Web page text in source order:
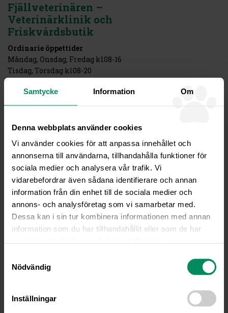
Samtycke Information Om
Denna webbplats använder cookies
Vi använder cookies för att anpassa innehållet och
annonserna till användarna, tillhandahålla funktioner för
sociala medier och analysera vår trafik. Vi
vidarebefordrar även sådana identifierare och annan
information från din enhet till de sociala medier och
annons- och analysföretag som vi samarbetar med.
Dessa kan i sin tur kombinera informationen med annan
information som du har tillhandahållit eller som de har
Nödvändig
Inställningar
Fjällveterinären –
Veterinärklinik och
Friskvårdsbutik
Ordinarie öppettider
Måndag, Onsdag, Fredag kl08-16
Tisdag, Torsdag kl08-20
Sommaröppet juni-juli
Telefontid måndagar kl08-10 och övriga vardagar kl08-09
Rådgivning kan gärna göras via
mailinfo@fjallveterinaren.se
Akuta sjukdomsfall
Akut telefondirekt076-10 99 188
Gäller endast under klinikens öppettider
Tidsbokning
Telefontid bokning vardagar kl 08-16 med möjlighet att
OBS! Avbokning av tid görs senast 24 h innan bokad tid via
Du kan alltid boka tid online